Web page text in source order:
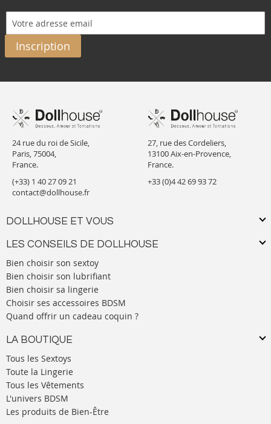
Inscription
24 rue du roi de Sicile,
Paris, 75004,
France.
(+33) 1 40 27 09 21
contact@dollhouse.fr
DOLLHOUSE ET VOUS
LES CONSEILS DE DOLLHOUSE
Bien choisir son sextoy
Bien choisir son lubrifiant
Bien choisir sa lingerie
Choisir ses accessoires BDSM
Quand offrir un cadeau coquin ?
LA BOUTIQUE
Tous les Sextoys
Toute la Lingerie
Tous les Vêtements
L'univers BDSM
Les produits de Bien-Être
27, rue des Cordeliers,
13100 Aix-en-Provence,
France.
+33 (0)4 42 69 93 72